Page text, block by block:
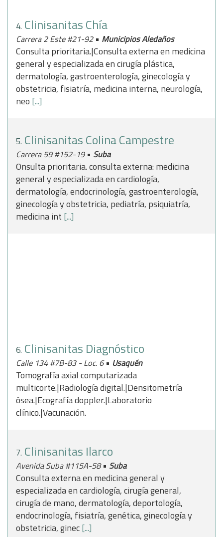
4. Clinisanitas Chía
Carrera 2 Este #21-92 • Municipios Aledaños
Consulta prioritaria.|Consulta externa en medicina
general y especializada en cirugía plástica,
dermatología, gastroenterología, ginecología y
obstetricia, fisiatría, medicina interna, neurología,
neo [...]
5. Clinisanitas Colina Campestre
Carrera 59 #152-19 • Suba
Onsulta prioritaria. consulta externa: medicina
general y especializada en cardiología,
dermatología, endocrinología, gastroenterología,
ginecología y obstetricia, pediatría, psiquiatría,
medicina int [...]
6. Clinisanitas Diagnóstico
Calle 134 #7B-83 - Loc. 6• Usaquén
Tomografía axial computarizada
multicorte.|Radiología digital.|Densitometría
ósea.|Ecografía doppler.|Laboratorio
clínico.|Vacunación.
7. Clinisanitas Ilarco
Avenida Suba #115A-58• Suba
Consulta externa en medicina general y
especializada en cardiología, cirugía general,
cirugía de mano, dermatología, deportología,
endocrinología, fisiatría, genética, ginecología y
obstetricia, ginec[...]